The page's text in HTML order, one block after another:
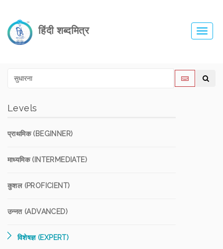
हिंदी शब्दमित्र
Levels
प्राथमिक (BEGINNER)
माध्यमिक (INTERMEDIATE)
कुशल (PROFICIENT)
उन्नत (ADVANCED)
विशेषज्ञ (EXPERT)